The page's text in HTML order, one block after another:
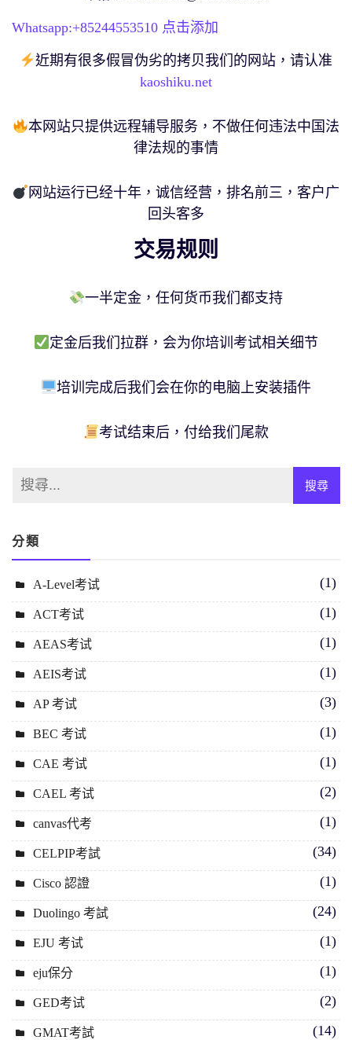
Whatsapp:+85244553510 点击添加
近期有很多假冒伪劣的拷贝我们的网站，请认准
kaoshiku.net
本网站只提供远程辅导服务，不做任何违法中国法
律法规的事情
网站运行已经十年，诚信经营，排名前三，客户广
回头客多
交易规则
一半定金，任何货币我们都支持
定金后我们拉群，会为你培训考试相关细节
培训完成后我们会在你的电脑上安装插件
考试结束后，付给我们尾款
分類
A-Level考试 (1)
ACT考试 (1)
AEAS考试 (1)
AEIS考试 (1)
AP 考试 (3)
BEC 考试 (1)
CAE 考试 (1)
CAEL 考试 (2)
canvas代考 (1)
CELPIP考試 (34)
Cisco 認證 (1)
Duolingo 考試 (24)
EJU 考试 (1)
eju保分 (1)
GED考试 (2)
GMAT考試 (14)